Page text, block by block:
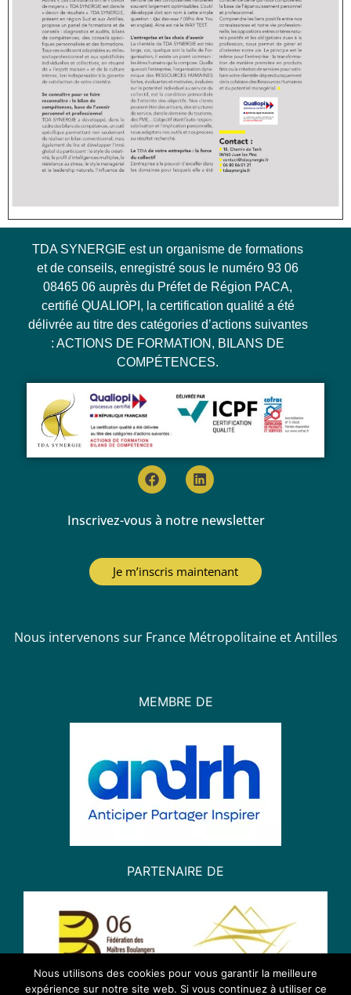
TDA SYNERGIE est un organisme de formations
et de conseils, enregistré sous le numéro 93 06
08465 06 auprès du Préfet de Région PACA,
certifié QUALIOPI, la certification qualité a été
délivrée au titre des catégories d’actions suivantes
: ACTIONS DE FORMATION, BILANS DE
COMPÉTENCES.
Inscrivez-vous à notre newsletter
Je m’inscris maintenant
Nous intervenons sur France Métropolitaine et Antilles
MEMBRE DE
PARTENAIRE DE
Nous utilisons des cookies pour vous garantir la meilleure
expérience sur notre site web. Si vous continuez à utiliser ce